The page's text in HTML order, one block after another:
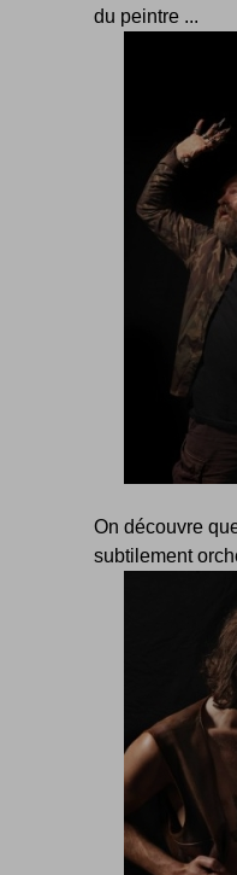
du peintre ...
On découvre
subtilement